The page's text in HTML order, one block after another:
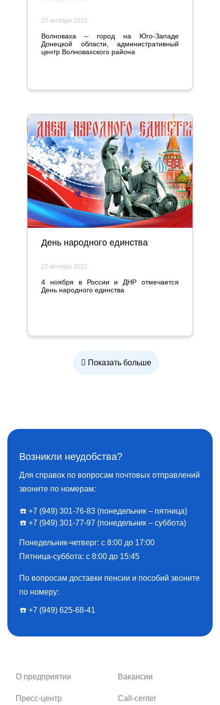
27 октября 2022
Волноваха – город на Юго-Западе
Донецкой области, административный
центр Волновахского района
День народного единства
27 октября 2022
4 ноября в России и ДНР отмечается
День народного единства
Показать больше
Возникли неудобства?
Для справок по вопросам почтовых отправлений
звоните по номерам:
☎️ +7 (949) 301-76-83 (понедельник – пятница)
☎️ +7 (949) 301-77-97 (понедельник – суббота)
Понедельник-четверг: с 8:00 до 17:00
Пятница-суббота: с 8:00 до 15:45
По вопросам доставки пенсии и пособий звоните
по номеру:
☎️ ️+7 (949) 625-68-41
О предприятии Вакансии
Пресс-центр Call-center